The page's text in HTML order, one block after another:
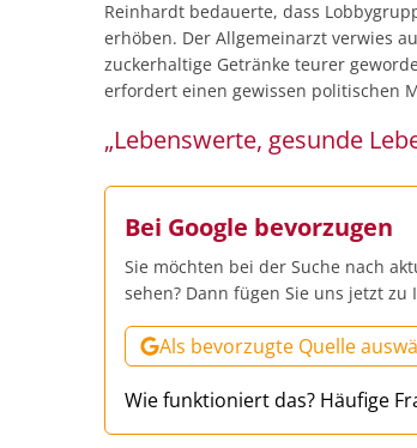
Reinhardt bedauerte, dass
erhöben. Der Allgemeinarzt verwies
zuckerhaltige Getränke teurer
erfordert einen gewissen politischen
„Lebenswerte, gesunde
Bei Google bevorzugen
Sie möchten bei der Suche nach
sehen? Dann fügen Sie uns jetzt
Als bevorzugte Quelle
Wie funktioniert das? Häufige